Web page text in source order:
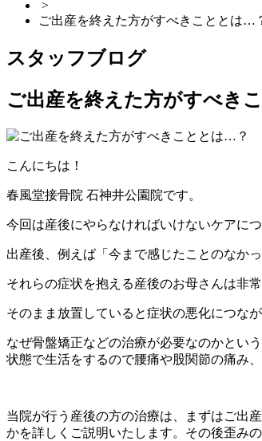
>
ご出産を終えた方がすべきこととは…
スタッフブログ
ご出産を終えた方がすべき
こんにちは！
春風堂接骨院 石神井公園院です。
今回は産後にやらなければいけないケアにつ
出産後、例えば「今まで感じたことのなか
それらの症状を抱える産後のお母さんは非
そのまま放置していると症状の悪化につな
なぜ骨盤矯正などの治療が必要なのかとい
状態で生活をするので腰痛や股関節の痛み
当院が行う産後の方の治療は、まずはご出
かを詳しくご説明いたします。その後歪み